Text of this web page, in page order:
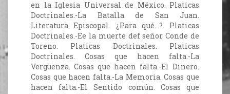
en la Iglesia Universal de México. Platicas
Doctrinales.-La Batalla de San Juan.
Literatura Episcopal. ¿Para qué...?. Platicas
Doctrinales.-Ee la muerte def señor Conde de
Toreno. Platicas Doctrinales. Platicas
Doctrinales. Cosas que hacen falta.-La
Vergüenza. Cosas que hacen falta.-El Dinero.
Cosas que hacen falta.-La Memoria. Cosas que
hacen falta.-El Sentido común. Cosas que